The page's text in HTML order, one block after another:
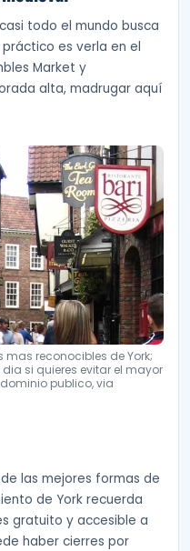
todo el mundo busca
práctico es verla en el
Market y
alta, madrugar aquí
reconocibles de York;
si quieres evitar el mayor
publico, via
las mejores formas de
de York recuerda
gratuito y accesible a
haber cierres por